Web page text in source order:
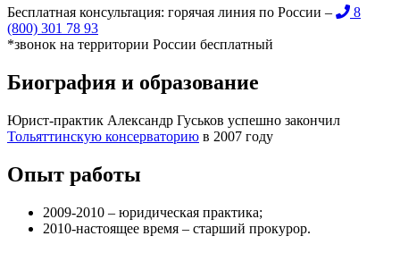
Бесплатная консультация: горячая линия по России –
8
(800) 301 78 93
*звонок на территории России бесплатный
Биография и образование
Юрист-практик Александр Гуськов успешно закончил
Тольяттинскую консерваторию в 2007 году
Опыт работы
2009-2010 – юридическая практика;
2010-настоящее время – старший прокурор.